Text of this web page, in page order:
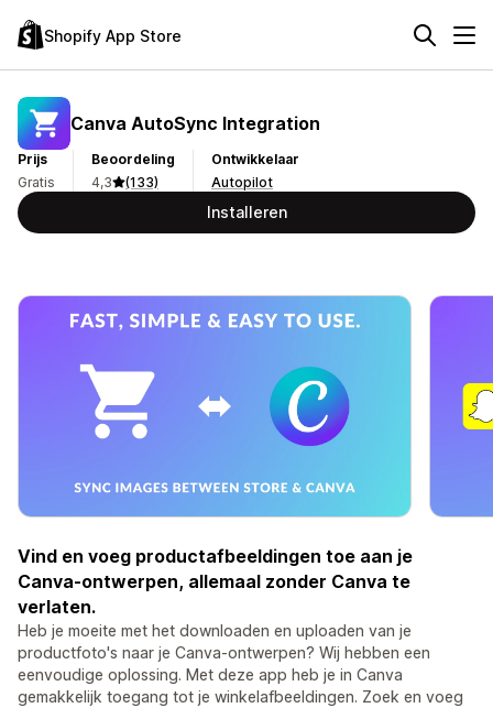
Shopify App Store
Canva AutoSync Integration
Prijs
Gratis
Beoordeling
4,3
(133)
Ontwikkelaar
Autopilot
Installeren
Vind en voeg productafbeeldingen toe aan je
Canva-ontwerpen, allemaal zonder Canva te
verlaten.
Heb je moeite met het downloaden en uploaden van je
productfoto's naar je Canva-ontwerpen? Wij hebben een
eenvoudige oplossing. Met deze app heb je in Canva
gemakkelijk toegang tot je winkelafbeeldingen. Zoek en voeg